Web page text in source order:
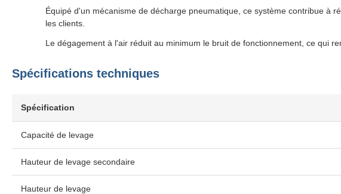
Équipé d'un mécanisme de décharge pneumatique, ce système contribue à
les clients.
Le dégagement à l'air réduit au minimum le bruit de fonctionnement, ce qui
Spécifications techniques
Spécification
Capacité de levage
Hauteur de levage secondaire
Hauteur de levage